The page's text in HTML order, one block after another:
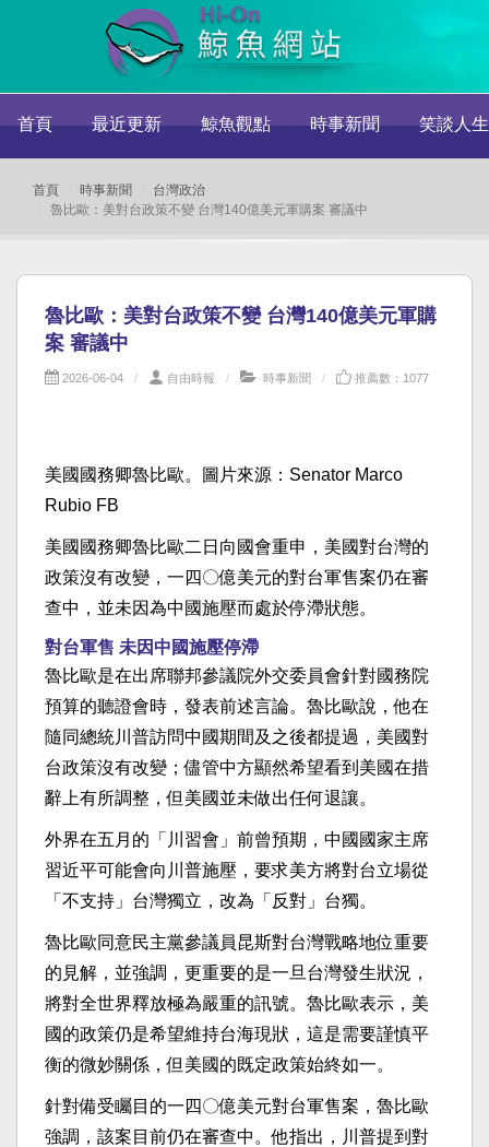
首頁 最近更新 鯨魚觀點 時事新聞 笑談人生
首頁 時事新聞
台灣政治
魯比歐：美對台政策不變 台灣140億美元軍購案 審議中
魯比歐：美對台政策不變 台灣140億美元軍購
案 審議中
2026-06-04 自由時報 時事新聞 推薦數：1077
美國國務卿魯比歐。圖片來源：Senator Marco
Rubio FB
美國國務卿魯比歐二日向國會重申，美國對台灣的
政策沒有改變，一四〇億美元的對台軍售案仍在審
查中，並未因為中國施壓而處於停滯狀態。
對台軍售 未因中國施壓停滯
魯比歐是在出席聯邦參議院外交委員會針對國務院
預算的聽證會時，發表前述言論。魯比歐說，他在
隨同總統川普訪問中國期間及之後都提過，美國對
台政策沒有改變；儘管中方顯然希望看到美國在措
辭上有所調整，但美國並未做出任何退讓。
外界在五月的「川習會」前曾預期，中國國家主席
習近平可能會向川普施壓，要求美方將對台立場從
「不支持」台灣獨立，改為「反對」台獨。
魯比歐同意民主黨參議員昆斯對台灣戰略地位重要
的見解，並強調，更重要的是一旦台灣發生狀況，
將對全世界釋放極為嚴重的訊號。魯比歐表示，美
國的政策仍是希望維持台海現狀，這是需要謹慎平
衡的微妙關係，但美國的既定政策始終如一。
針對備受矚目的一四〇億美元對台軍售案，魯比歐
強調，該案目前仍在審查中。他指出，川普提到對